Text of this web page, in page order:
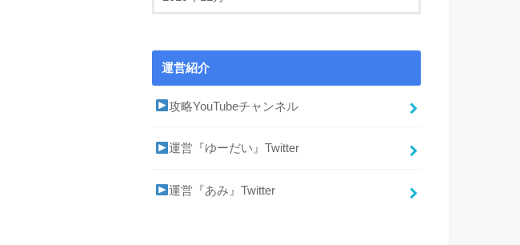
運営紹介
攻略YouTubeチャンネル
運営『ゆーだい』Twitter
運営『あみ』Twitter